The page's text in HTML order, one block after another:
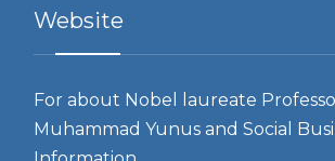
Website
For about Nobel laureate
Muhammad Yunus and Social